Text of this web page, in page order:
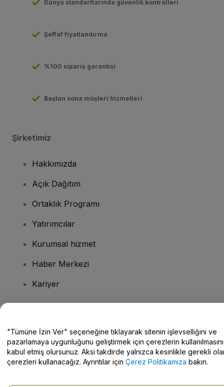
Dünya standartlarında güvenlik kontrolleri
Şeffaf fiyatlandırma
%100 sipariş garantisi
Baştan sona müşteri hizmetleri
Şirketimiz
Hakkımızda
Açık Dağıtım
Ortaklık Programı
Yatırımcılar
Kurumsal hizmet
Haber Merkezi
Kariyer
Yardım Merkezi / Bize Ulaşın
"Tümüne İzin Ver" seçeneğine tıklayarak sitenin işlevselliğini ve
pazarlamaya uygunluğunu geliştirmek için çerezlerin kullanılmasını
kabul etmiş olursunuz. Aksi takdirde yalnızca kesinlikle gerekli
çerezleri kullanacağız. Ayrıntılar için Çerez Politikamıza bakın.